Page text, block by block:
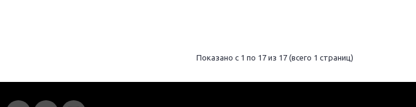
Показано с 1 по 17 из 17 (всего 1 страниц)